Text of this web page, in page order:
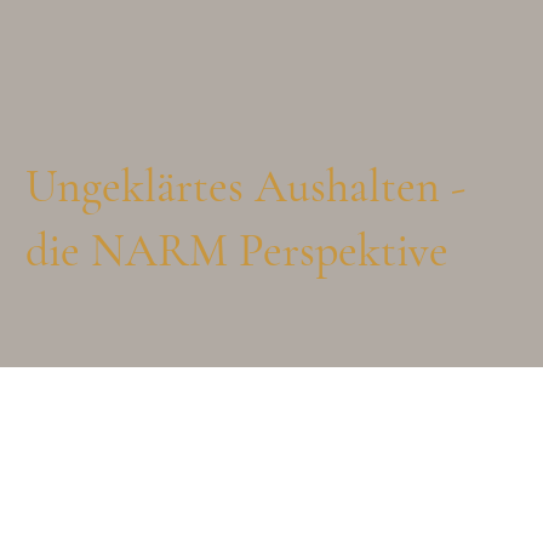
Ungeklärtes Aushalten -
die NARM Perspektive